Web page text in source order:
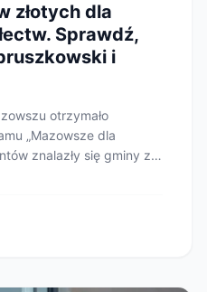
złotych dla
Sprawdź,
i
otrzymało
„Mazowsze dla
znalazły się gminy z